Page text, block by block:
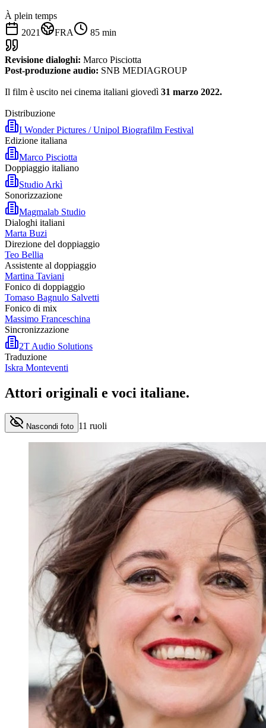
À plein temps
2021
FRA 85 min
Revisione dialoghi: Marco Pisciotta
Post-produzione audio: SNB MEDIAGROUP
Il film è uscito nei cinema italiani giovedì 31 marzo 2022.
Distribuzione
I Wonder Pictures / Unipol Biografilm Festival
Edizione italiana
Marco Pisciotta
Doppiaggio italiano
Studio Arkì
Sonorizzazione
Magmalab Studio
Dialoghi italiani
Marta Buzi
Direzione del doppiaggio
Teo Bellia
Assistente al doppiaggio
Martina Taviani
Fonico di doppiaggio
Tomaso Bagnulo Salvetti
Fonico di mix
Massimo Franceschina
Sincronizzazione
2T Audio Solutions
Traduzione
Iskra Monteventi
Attori originali e voci italiane.
Nascondi foto 11 ruoli